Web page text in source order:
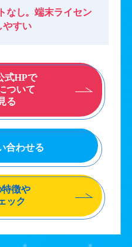
なし。端末ライセン
やすい
式HPで
ついて
る
合わせる
特徴や
ック